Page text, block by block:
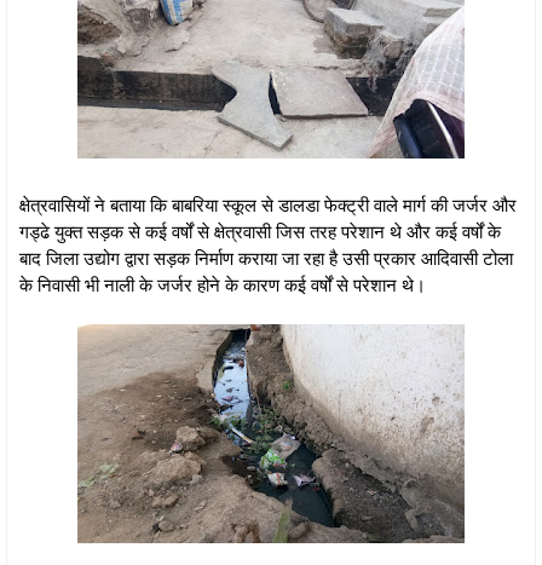
क्षेत्रवासियों ने बताया कि बाबरिया स्कूल से डालडा फेक्ट्री वाले मार्ग की जर्जर और
गड्ढे युक्त सड़क से कई वर्षों से क्षेत्रवासी जिस तरह परेशान थे और कई वर्षों के
बाद जिला उद्योग द्वारा सड़क निर्माण कराया जा रहा है उसी प्रकार आदिवासी टोला
के निवासी भी नाली के जर्जर होने के कारण कई वर्षों से परेशान थे।